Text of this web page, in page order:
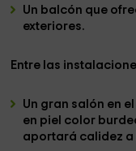
Un balcón que
exteriores.
Entre las
Un gran salón en
en piel color
aportará calidez a